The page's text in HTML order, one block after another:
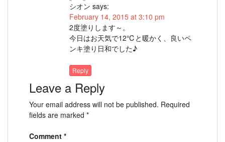
シオン says:
February 14, 2015 at 3:10 pm
2度塗りします～。
今日はお天気で12℃と暖かく、良いペ
ンキ塗り日和でした♪
Reply
Leave a Reply
Your email address will not be published. Required
fields are marked *
Comment *